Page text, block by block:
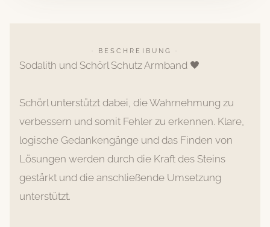
· BESCHREIBUNG ·
Sodalith und Schörl Schutz Armband 🖤
Schörl unterstützt dabei, die Wahrnehmung zu
verbessern und somit Fehler zu erkennen. Klare,
logische Gedankengänge und das Finden von
Lösungen werden durch die Kraft des Steins
gestärkt und die anschließende Umsetzung
unterstützt.